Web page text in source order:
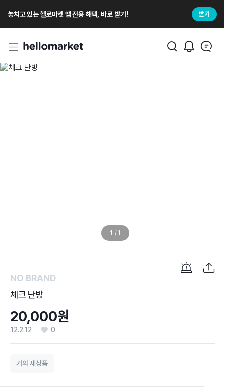
놓치고 있는 헬로마켓 앱 전용 해택, 바로 받기! 받기
1 / 1
NO BRAND
체크 난방
20,000원
12.2.12 0
거의 새상품